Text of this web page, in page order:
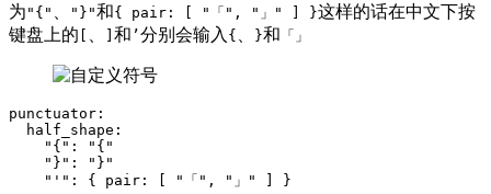
为 "{" "}"和{ pair: [ "「", "」" ] }这样的话在中文下按
键盘上的 [ ] 和 ’分别会输入 { }和 「」
punctuator :
half_shape :
"{":
"{"
"}":
"}"
"'": { pair : [ "「" , "」" ] }